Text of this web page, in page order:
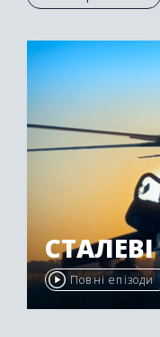
Осетії був
Повні епізоди